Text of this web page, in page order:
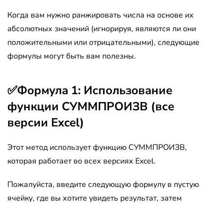
Когда вам нужно ранжировать числа на основе их
абсолютных значений (игнорируя, являются ли они
положительными или отрицательными), следующие
формулы могут быть вам полезны.
✅Формула 1: Использование
функции СУММПРОИЗВ (все
версии Excel)
Этот метод использует функцию СУММПРОИЗВ,
которая работает во всех версиях Excel.
Пожалуйста, введите следующую формулу в пустую
ячейку, где вы хотите увидеть результат, затем